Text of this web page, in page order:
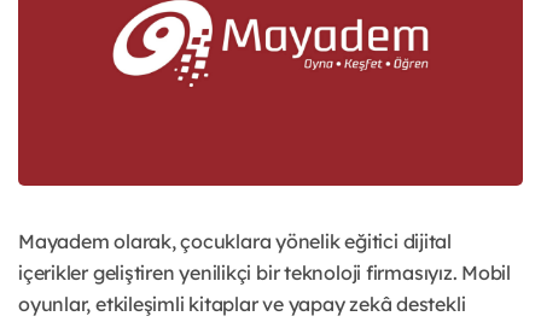
Mayadem olarak, çocuklara yönelik eğitici dijital
içerikler geliştiren yenilikçi bir teknoloji firmasıyız. Mobil
oyunlar, etkileşimli kitaplar ve yapay zekâ destekli